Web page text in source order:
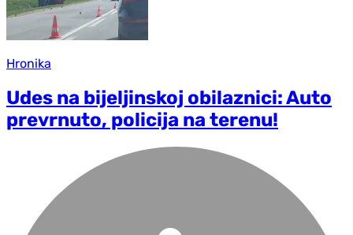
Hronika
Udes na bijeljinskoj obilaznici: Auto
prevrnuto, policija na terenu!